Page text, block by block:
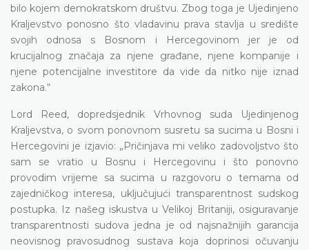
bilo kojem demokratskom društvu. Zbog toga je Ujedinjeno
Kraljevstvo ponosno što vladavinu prava stavlja u središte
svojih odnosa s Bosnom i Hercegovinom jer je od
krucijalnog značaja za njene građane, njene kompanije i
njene potencijalne investitore da vide da nitko nije iznad
zakona.“
Lord Reed, dopredsjednik Vrhovnog suda Ujedinjenog
Kraljevstva, o svom ponovnom susretu sa sucima u Bosni i
Hercegovini je izjavio: „Pričinjava mi veliko zadovoljstvo što
sam se vratio u Bosnu i Hercegovinu i što ponovno
provodim vrijeme sa sucima u razgovoru o temama od
zajedničkog interesa, uključujući transparentnost sudskog
postupka. Iz našeg iskustva u Velikoj Britaniji, osiguravanje
transparentnosti sudova jedna je od najsnažnijih garancija
neovisnog pravosudnog sustava koja doprinosi očuvanju